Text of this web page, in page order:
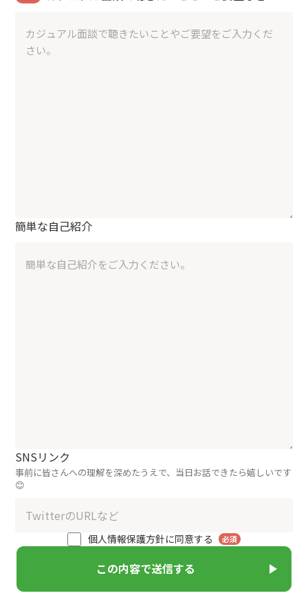
簡単な自己紹介
SNSリンク
事前に皆さんへの理解を深めたうえで、当日お話できたら嬉しいです
😊
個人情報保護方針に同意する 必須
この内容で送信する play_arrow